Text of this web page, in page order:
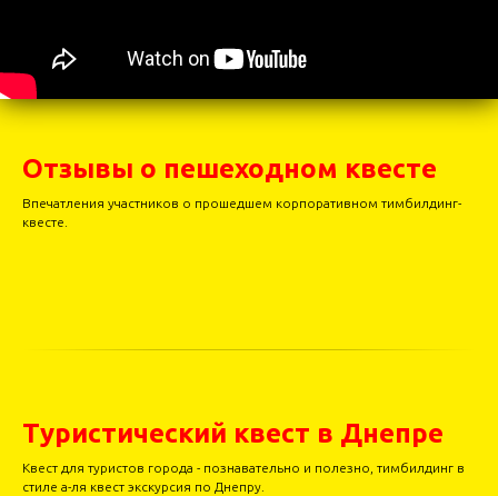
Отзывы о пешеходном квесте
Впечатления участников о прошедшем корпоративном тимбилдинг-
квесте.
Туристический квест в Днепре
Квест для туристов города - познавательно и полезно, тимбилдинг в
стиле а-ля квест экскурсия по Днепру.